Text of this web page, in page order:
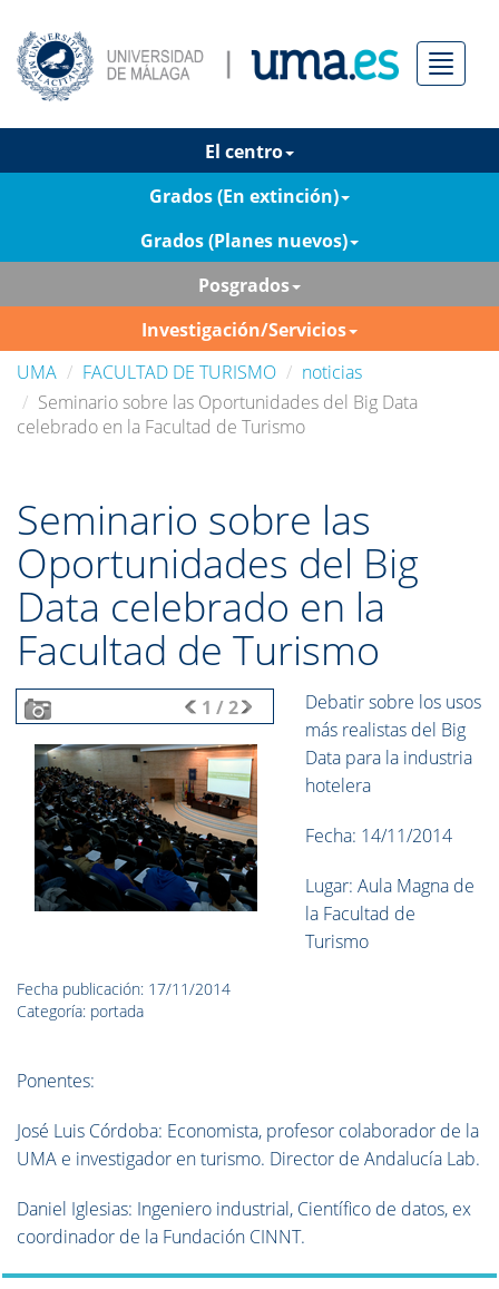
Menú
El centro
Grados (En extinción)
Grados (Planes nuevos)
Posgrados
Investigación/Servicios
UMA
FACULTAD DE TURISMO
noticias
Seminario sobre las Oportunidades del Big Data
celebrado en la Facultad de Turismo
Seminario sobre las
Oportunidades del Big
Data celebrado en la
Facultad de Turismo
1 / 2
Debatir sobre los usos
más realistas del Big
Data para la industria
hotelera
Fecha: 14/11/2014
Lugar: Aula Magna de
la Facultad de
Turismo
Fecha publicación: 17/11/2014
Categoría: portada
Ponentes:
José Luis Córdoba: Economista, profesor colaborador de la
UMA e investigador en turismo. Director de Andalucía Lab.
Daniel Iglesias: Ingeniero industrial, Científico de datos, ex
coordinador de la Fundación CINNT.